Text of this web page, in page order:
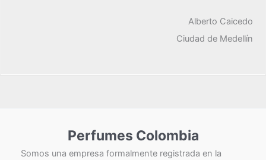
Alberto Caicedo
Ciudad de Medellín
Perfumes Colombia
Somos una empresa formalmente registrada en la